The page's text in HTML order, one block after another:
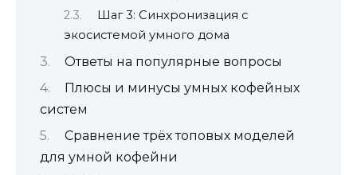
Шаг 3: Синхронизация с
экосистемой умного дома
Ответы на популярные вопросы
Плюсы и минусы умных кофейных
систем
Сравнение трёх топовых моделей
для умной кофейни